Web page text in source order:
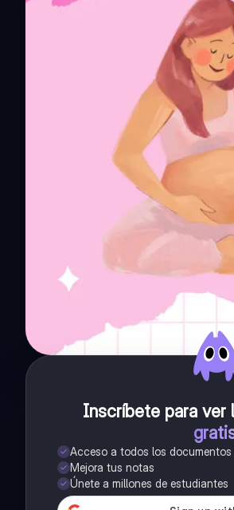
Inscríbete para ver
Acceso a todos los documentos
Mejora tus notas
Únete a millones de estudiantes